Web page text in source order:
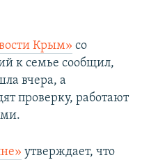
Крым» со
к семье сообщил,
вчера, а
проверку, работают
утверждает, что